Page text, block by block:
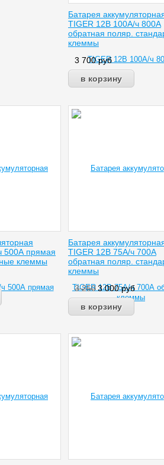
Батарея
TIGER 12В 100А/ч 800А
обратная поляр.
клеммы
3 700руб
500А прямая
клеммы
Батарея
TIGER 12В 75А/ч 700А
обратная поляр.
клеммы
3 2503 000руб